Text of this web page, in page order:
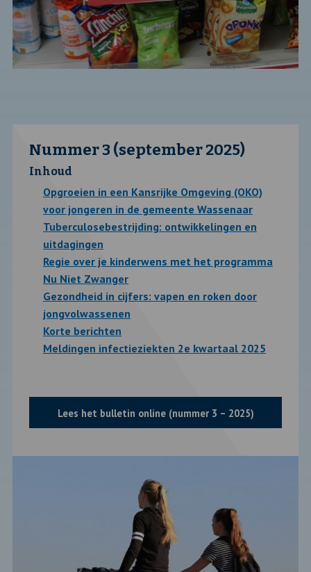
Nummer 3 (september 2025)
Inhoud
Opgroeien in een Kansrijke Omgeving (OKO)
voor jongeren in de gemeente Wassenaar
Tuberculosebestrijding: ontwikkelingen en
uitdagingen
Regie over je kinderwens met het programma
Nu Niet Zwanger
Gezondheid in cijfers: vapen en roken door
jongvolwassenen
Korte berichten
Meldingen infectieziekten 2e kwartaal 2025
Lees het bulletin online (nummer 3 – 2025)